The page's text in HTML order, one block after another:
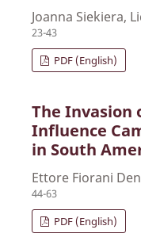
Joanna Siekiera,
23-43
PDF (English)
The Invasion
Influence
in South
Ettore Fiorani
44-63
PDF (English)